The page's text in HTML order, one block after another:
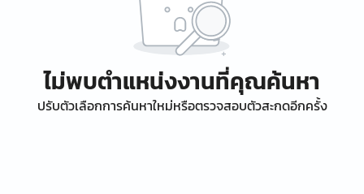
ไม่พบตำแหน่งงานที่คุณค้นหา
ปรับตัวเลือกการค้นหาใหม่หรือตรวจสอบตัวสะกดอีกครั้ง